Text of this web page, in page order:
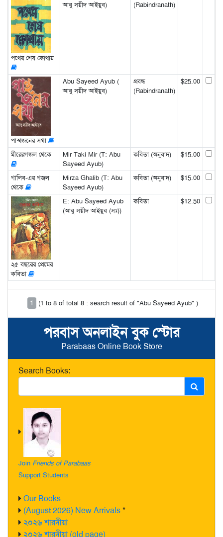
পরবাস অনলাইন বুক স্টোর
Parabaas Online Book Store
Search Books:
Join Friends of Parabaas
Support Students
Our Books
(August 2026) New Arrivals*
২০২৬ শারদীয়া
২০২৬ শারদীয়া (old page)
পথের শেষ কোথায়
আবু সয়ীদ আইয়ুব)
(Rabindranath)
পান্থজনের সখা
Abu Sayeed Ayub (
আবু সয়ীদ আইয়ুব)
প্রবন্ধ
(Rabindranath)
$25.00
মীরেরগজল থেকে
Mir Taki Mir (T: Abu
Sayeed Ayub)
কবিতা (অনুবাদ) $15.00
গালিব-এর গজল
থেকে
Mirza Ghalib (T: Abu
Sayeed Ayub)
কবিতা (অনুবাদ) $15.00
২৫ বছরের প্রেমের
কবিতা
E: Abu Sayeed Ayub
(আবু সয়ীদ আইয়ুব (সঃ))
কবিতা $12.50
1 (1 to 8 of total 8 : search result of "Abu Sayeed Ayub" )